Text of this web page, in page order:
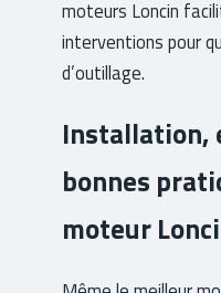
moteurs Loncin
interventions pour
d’outillage.
Installation,
bonnes
moteur